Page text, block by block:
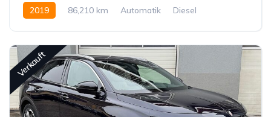
2019 86,210 km Automatik
Diesel
Verkauft